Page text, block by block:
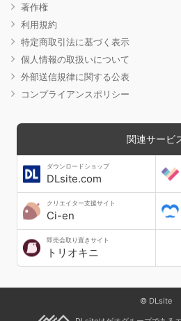
著作権
利用規約
特定商取引法に基づく表示
個人情報の取扱いについて
外部送信規律に関する公表
コンプライアンスポリシー
関連サービ
ダウンロードショップ
DLsite.com
クリエイター支援サイト
Ci-en
即売会取り置きサイト
トリオキニ
© DLsite